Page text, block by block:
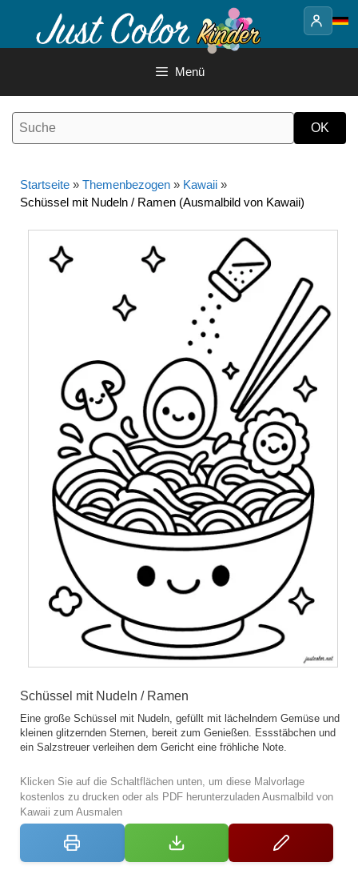
Inhalt
Menü
Startseite » Themenbezogen » Kawaii »
Schüssel mit Nudeln / Ramen (Ausmalbild von Kawaii)
Schüssel mit Nudeln / Ramen
Eine große Schüssel mit Nudeln, gefüllt mit lächelndem Gemüse und
kleinen glitzernden Sternen, bereit zum Genießen. Essstäbchen und
ein Salzstreuer verleihen dem Gericht eine fröhliche Note.
Klicken Sie auf die Schaltflächen unten, um diese Malvorlage
kostenlos zu drucken oder als PDF herunterzuladen Ausmalbild von
Kawaii zum Ausmalen